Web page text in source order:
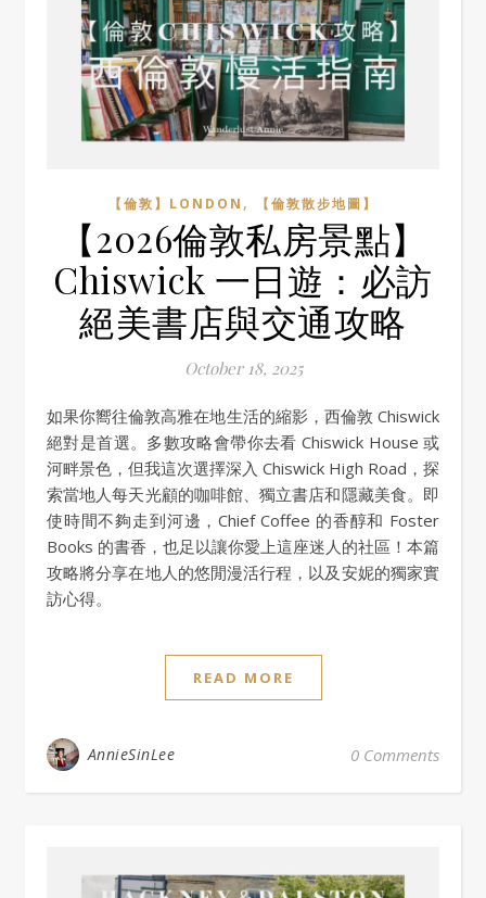
【倫敦】LONDON , 【倫敦散步地圖】
【2026倫敦私房景點】
Chiswick 一日遊：必訪
絕美書店與交通攻略
October 18, 2025
如果你嚮往倫敦高雅在地生活的縮影，西倫敦 Chiswick
絕對是首選。多數攻略會帶你去看 Chiswick House 或
河畔景色，但我這次選擇深入 Chiswick High Road，探
索當地人每天光顧的咖啡館、獨立書店和隱藏美食。即
使時間不夠走到河邊，Chief Coffee 的香醇和 Foster
Books 的書香，也足以讓你愛上這座迷人的社區！本篇
攻略將分享在地人的悠閒漫活行程，以及安妮的獨家實
訪心得。
READ MORE
AnnieSinLee 0 Comments